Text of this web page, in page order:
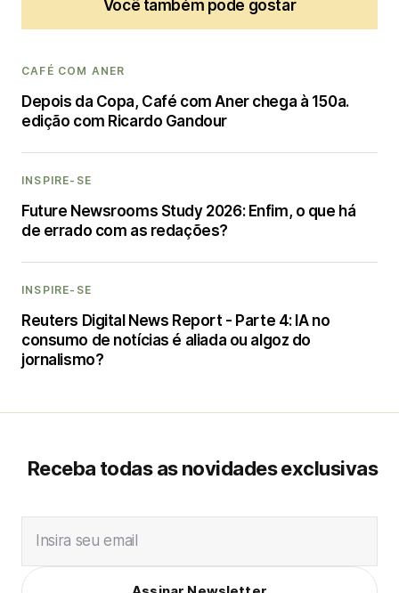
Você também pode gostar
CAFÉ COM ANER
Depois da Copa, Café com Aner chega à 150a.
edição com Ricardo Gandour
INSPIRE-SE
Future Newsrooms Study 2026: Enfim, o que há
de errado com as redações?
INSPIRE-SE
Reuters Digital News Report - Parte 4: IA no
consumo de notícias é aliada ou algoz do
jornalismo?
Receba todas as novidades exclusivas
Insira seu email